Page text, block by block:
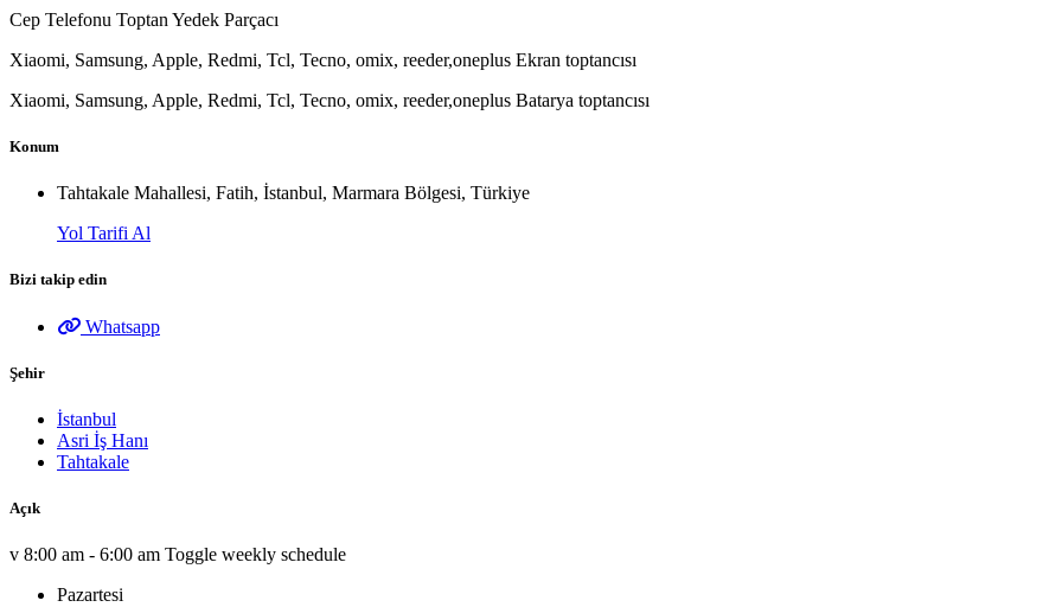
Cep Telefonu Toptan Yedek Parçacı
Xiaomi, Samsung, Apple, Redmi, Tcl, Tecno, omix, reeder,oneplus Ekran toptancısı
Xiaomi, Samsung, Apple, Redmi, Tcl, Tecno, omix, reeder,oneplus Batarya toptancısı
Konum
Tahtakale Mahallesi, Fatih, İstanbul, Marmara Bölgesi, Türkiye
Yol Tarifi Al
Bizi takip edin
Whatsapp
Şehir
İstanbul
Asri İş Hanı
Tahtakale
Açık
v 8:00 am - 6:00 am Toggle weekly schedule
Pazartesi